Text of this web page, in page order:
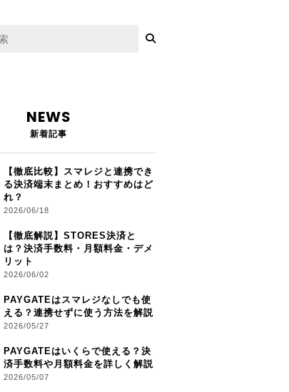
NEWS
新着記事
【徹底比較】スマレジと連携でき
る決済端末まとめ！おすすめはど
れ？
2026/06/18
【徹底解説】STORES決済と
は？決済手数料・月額料金・デメ
リット
2026/06/02
PAYGATEはスマレジなしでも使
える？連携せずに使う方法を解説
2026/05/27
PAYGATEはいくらで使える？決
済手数料や月額料金を詳しく解説
2026/05/07